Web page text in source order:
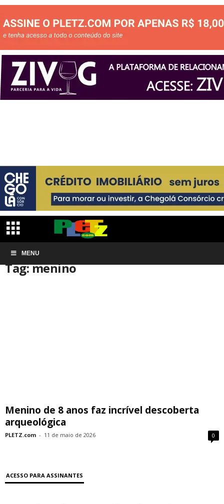
MENU
Início Tags
Tag: menino
Menino de 8 anos faz incrível descoberta
arqueológica
PLETZ.com - 11 de maio de 2026 0
ACESSO PARA ASSINANTES